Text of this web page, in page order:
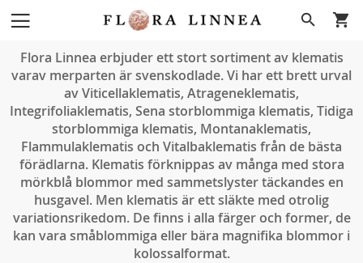
Hoppa
till
innehållet
Search
Flora Linnea erbjuder ett stort sortiment av klematis
varav merparten är svenskodlade. Vi har ett brett urval
av Viticellaklematis, Atrageneklematis,
Integrifoliaklematis, Sena storblommiga klematis, Tidiga
storblommiga klematis, Montanaklematis,
Flammulaklematis och Vitalbaklematis från de bästa
förädlarna. Klematis förknippas av många med stora
mörkblå blommor med sammetslyster täckandes en
husgavel. Men klematis är ett släkte med otrolig
variationsrikedom. De finns i alla färger och former, de
kan vara småblommiga eller bära magnifika blommor i
kolossalformat.